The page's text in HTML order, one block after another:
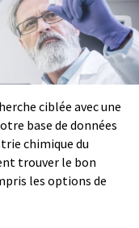
ciblée avec une
base de données
chimique du
trouver le bon
les options de